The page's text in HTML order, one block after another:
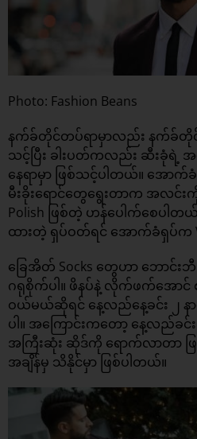
Photo: Fashion Beans
နက်ခ်တိုင်တပ်ရာမှာလည်း နက်ခ်တို
သင့်ပြီး ခါးပတ်ကလည်း ဆီးခုံရဲ့
နေရာမှာ ဖြစ်သင့်ပါတယ်။ အောက်
မီးခိုးရောင်တွေရွေးတာက အလင်းကို
Polish ဖြစ်တဲ့ ဟန်ပေါက်စေပါ
ထားတဲ့ ရှပ်ဝတ်ရင် အောက်ခံရှပ်က V-
ခြေအိတ် Socks တွေဟာ ဘောင်းဘီ
ဂရုစိုက်ပါ။ ဖိနပ်နဲ့ လိုက်ဖက်အောင် စဉ်
ဝယ်မယ်ဆိုရင် နေ့လည်နေ့ခင်း ၂
ပါ။ အကြောင်းကတော့ နေ့လည်ခ
အကြီးဆုံး ဆိုဒ်ကို ရောက်လာတာ ဖ
အချိန်မှ သိနိုင်မှာ ဖြစ်ပါတယ်။